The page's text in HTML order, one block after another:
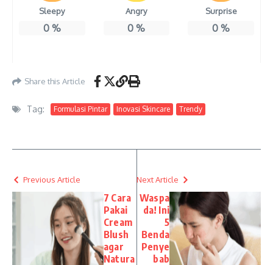
Sleepy
0%
Angry
0 %
Surprise
0 %
Share this Article
Tag: Formulasi Pintar Inovasi Skincare Trendy
Previous Article
7 Cara
Pakai
Cream
Blush
agar
Natura
Next Article
Waspa
da! Ini
5
Benda
Penye
bab